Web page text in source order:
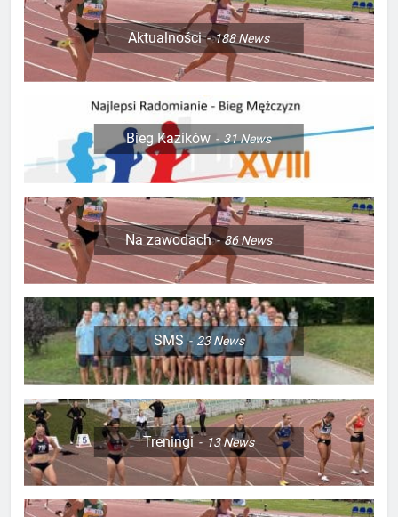
Aktualności 188News
Bieg Kazików 31News
Na zawodach 86News
SMS 23News
Treningi 13News